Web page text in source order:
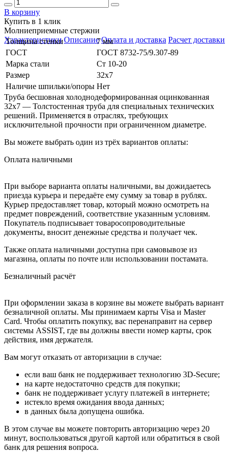
В корзину
Купить в 1 клик
Молниеприемные стержни
Характеристики Описание Оплата и доставка Расчет доставки
Толщина стенки
7 мм
ГОСТ
ГОСТ 8732-75/9.307-89
Марка стали
Ст 10-20
Размер
32х7
Наличие шпильки/опоры Нет
Труба бесшовная холоднодеформированная оцинкованная
32х7 — Толстостенная труба для специальных технических
решений. Применяется в отраслях, требующих
исключительной прочности при ограниченном диаметре.
Вы можете выбрать один из трёх вариантов оплаты:
Оплата наличными
При выборе варианта оплаты наличными, вы дожидаетесь
приезда курьера и передаёте ему сумму за товар в рублях.
Курьер предоставляет товар, который можно осмотреть на
предмет повреждений, соответствие указанным условиям.
Покупатель подписывает товаросопроводительные
документы, вносит денежные средства и получает чек.
Также оплата наличными доступна при самовывозе из
магазина, оплаты по почте или использовании постамата.
Безналичный расчёт
При оформлении заказа в корзине вы можете выбрать вариант
безналичной оплаты. Мы принимаем карты Visa и Master
Card. Чтобы оплатить покупку, вас перенаправит на сервер
системы ASSIST, где вы должны ввести номер карты, срок
действия, имя держателя.
Вам могут отказать от авторизации в случае:
если ваш банк не поддерживает технологию 3D-Secure;
на карте недостаточно средств для покупки;
банк не поддерживает услугу платежей в интернете;
истекло время ожидания ввода данных;
в данных была допущена ошибка.
В этом случае вы можете повторить авторизацию через 20
минут, воспользоваться другой картой или обратиться в свой
банк для решения вопроса.